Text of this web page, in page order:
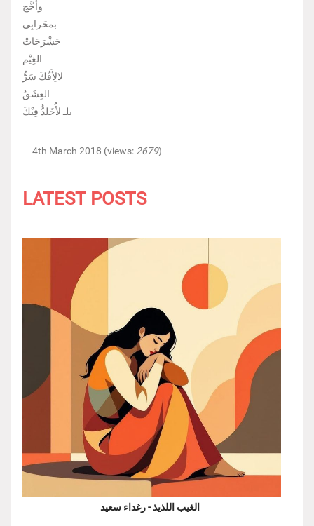
وأَجَّج
بمحَرابِي
حَشْرَجَاتْ
الغِيْم
لالِأَفُكَ سَرُّ
العِشَقُ
بلـ لأُخَلدُّ فِيْكَ
4th March 2018 (views: 2679)
LATEST POSTS
الغيب اللذيذ - رغداء سعيد